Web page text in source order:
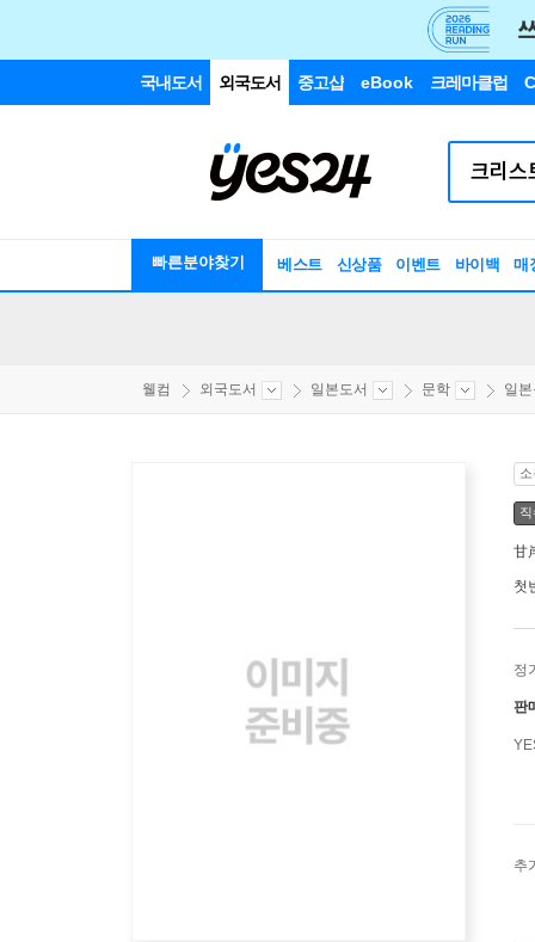
국내도서 외국도서 중고샵 eBook 크레마클럽
빠른분야찾기 베스트 신상품 이벤트 바이백 매
웰컴 외국도서 일본도서 문학 일
甘
첫
정
판
추